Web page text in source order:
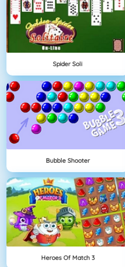
Spider Soli
Bubble Shooter
Heroes Of Match 3